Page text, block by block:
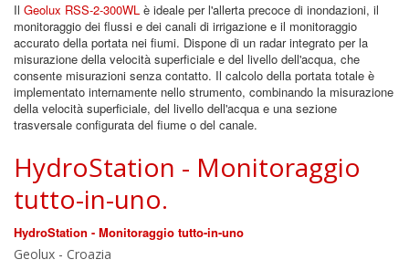
Il Geolux RSS-2-300WL è ideale per l'allerta precoce di inondazioni, il
monitoraggio dei flussi e dei canali di irrigazione e il monitoraggio
accurato della portata nei fiumi. Dispone di un radar integrato per la
misurazione della velocità superficiale e del livello dell'acqua, che
consente misurazioni senza contatto. Il calcolo della portata totale è
implementato internamente nello strumento, combinando la misurazione
della velocità superficiale, del livello dell'acqua e una sezione
trasversale configurata del fiume o del canale.
HydroStation - Monitoraggio
tutto-in-uno.
HydroStation - Monitoraggio tutto-in-uno
Geolux - Croazia